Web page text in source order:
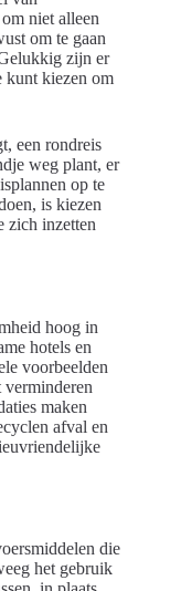
niet alleen
om te gaan
zijn er
kunt kiezen om
een rondreis
weg plant, er
op te
is kiezen
zich inzetten
hoog in
hotels en
voorbeelden
maken
afval en
die
het gebruik